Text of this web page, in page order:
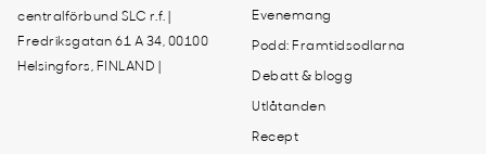
centralförbund SLC r.f. |
Fredriksgatan 61 A 34, 00100
Helsingfors, FINLAND |
Evenemang
Podd: Framtidsodlarna
Debatt & blogg
Utlåtanden
Recept